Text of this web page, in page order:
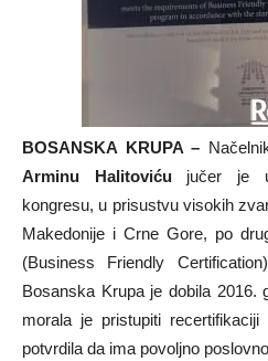
BOSANSKA KRUPA –
Arminu Halitovićujučer je u
kongresu, u prisustvu visokih
Makedonije i Crne Gore, po
(Business Friendly
Bosanska Krupa je dobila 2016.
morala je pristupiti
potvrdila da ima povoljno